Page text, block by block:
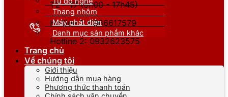
T2 - T7 (8h00 - 17h45)
Hotline 1: 0866617579
Hotline 2: 0932623575
Thang nhôm
Máy phát điện
Danh mục sản phẩm khác
Trang chủ
Về chúng tôi
Giới thiệu
Hướng dẫn mua hàng
Phương thức thanh toán